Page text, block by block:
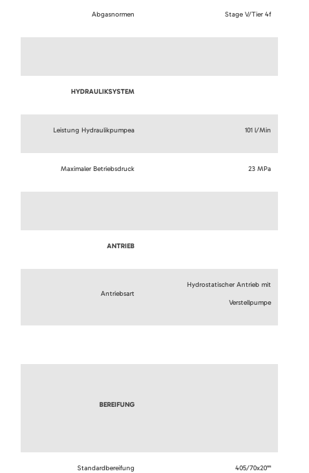
Abgasnormen Stage V/Tier 4f
HYDRAULIKSYSTEM
Leistung Hydraulikpumpea 101 l/Min
Maximaler Betriebsdruck 23 MPa
ANTRIEB
Antriebsart
Hydrostatischer Antrieb mit
Verstellpumpe
BEREIFUNG
Standardbereifung 405/70x20""